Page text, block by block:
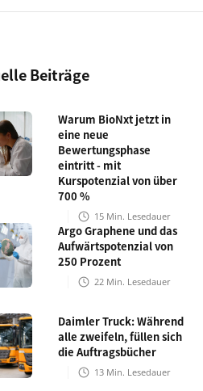
Beiträge
Warum BioNxt jetzt in
eine neue
Bewertungsphase
eintritt - mit
Kurspotenzial von über
700 %
15 Min. Lesedauer
Argo Graphene und das
Aufwärtspotenzial von
250 Prozent
22 Min. Lesedauer
Daimler Truck: Während
alle zweifeln, füllen sich
die Auftragsbücher
13 Min. Lesedauer